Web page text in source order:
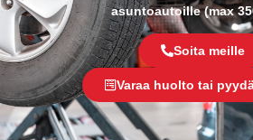
asuntoautoille (max
Soita meille
Varaa huolto tai